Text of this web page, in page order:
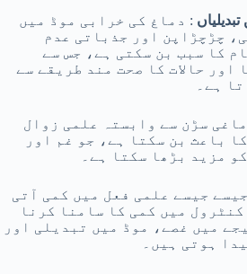
: دماغ کی خرابی موڈ میں
چڑچڑاپن اور جذباتی عدم
کا سبب بن سکتی ہے، جس سے
اور حالات کا صحت مند طریقے سے
ہے۔
سڑن سے وابستہ علمی زوال
باعث بن سکتا ہے، جو غم اور
مزید بڑھا سکتا ہے۔
جیسے علمی فعل میں کمی آتی
میں کمی کا سامنا کرنا
میں غصے، موڈ میں تبدیلی اور
ہوتی ہیں۔